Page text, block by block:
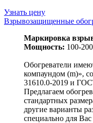
Узнать цену
Взрывозащищенные
Маркировка
Мощность: 100-
Обогреватели
компаундом (m)»,
31610.0-2019 и
Предлагаем
стандартных
другие варианты
специально для Вас